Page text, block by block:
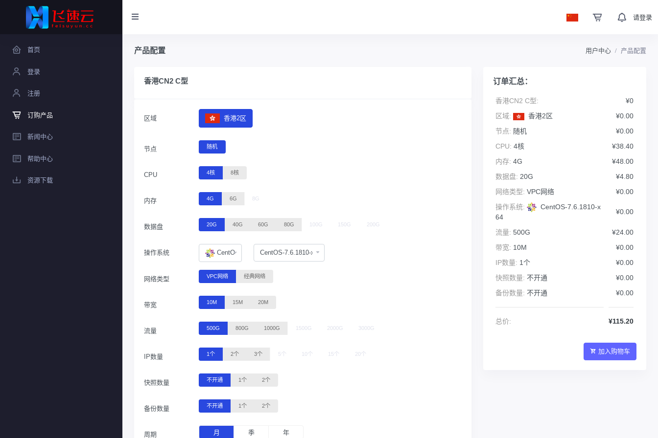
请登录
首页
登录
注册
订购产品
新闻中心
帮助中心
资源下载
产品配置 用户中心 产品配置
香港CN2 C型
区域 香港2区
节点 随机
CPU 4核 8核
内存 4G 6G 8G
数据盘 20G 40G 60G 80G 100G 150G 200G
操作系统 CentOS
网络类型 VPC网络 经典网络
带宽 10M 15M 20M
流量 500G 800G 1000G 1500G 2000G 3000G
IP数量 1个 2个 3个 5个 10个 15个 20个
快照数量 不开通 1个 2个
备份数量 不开通 1个 2个
周期 月 季 年
订单汇总：
香港CN2 C型:
¥0
区域:
香港2区
¥0.00
节点: 随机
¥0.00
CPU: 4核
¥38.40
内存: 4G
¥48.00
数据盘: 20G
¥4.80
网络类型: VPC网络
¥0.00
操作系统:
CentOS-7.6.1810-x
64
¥0.00
流量: 500G
¥24.00
带宽: 10M
¥0.00
IP数量: 1个
¥0.00
快照数量: 不开通
¥0.00
备份数量: 不开通 ¥0.00
总价: ¥115.20
加入购物车